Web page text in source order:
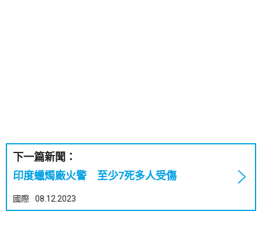
下一篇新聞：
印度蠟燭廠火警 至少7死多人受傷
國際 08.12.2023